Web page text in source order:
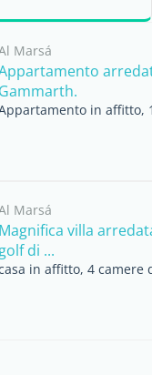
...
Marsá
Gammarth.
in affitto,
Marsá
Magnifica villa
golf di ...
in affitto, 4 camere